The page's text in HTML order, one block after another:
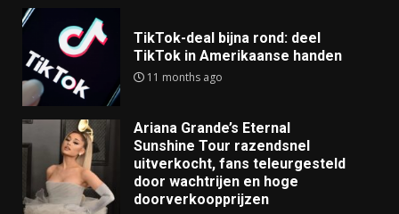
TikTok-deal bijna rond: deel
TikTok in Amerikaanse handen
11 months ago
Ariana Grande’s Eternal
Sunshine Tour razendsnel
uitverkocht, fans teleurgesteld
door wachtrijen en hoge
doorverkoopprijzen